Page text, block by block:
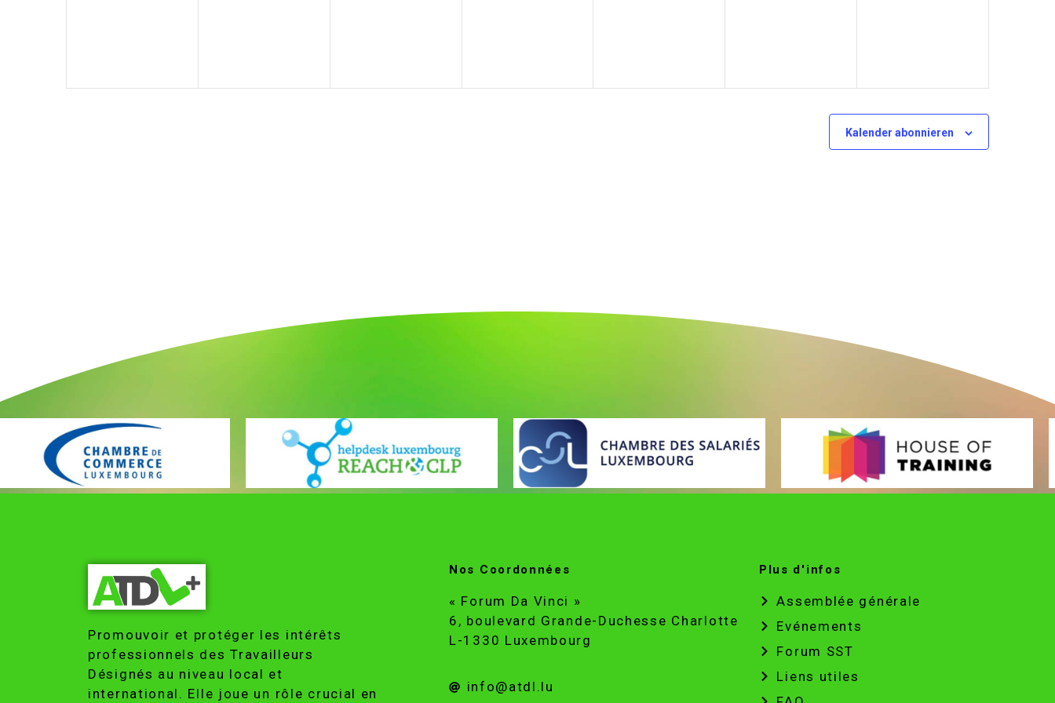
Kalender abonnieren
Promouvoir et protéger les intérêts
professionnels des Travailleurs
Désignés au niveau local et
international. Elle joue un rôle crucial en
Nos Coordonnées
« Forum Da Vinci »
6, boulevard Grande-Duchesse Charlotte
L-1330 Luxembourg
info@atdl.lu
Plus d'infos
Assemblée générale
Evénements
Forum SST
Liens utiles